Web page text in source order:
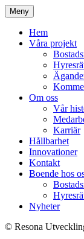
Meny
Hem
Våra projekt
Om oss
Vår
Karriär
Hållbarhet
Innovationer
Kontakt
Boende hos
Nyheter
© Resona